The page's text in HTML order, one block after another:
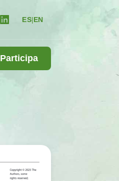
ES|EN
Participa